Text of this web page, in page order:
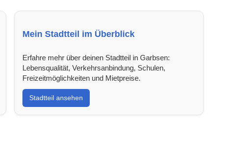
Mein Stadtteil im Überblick
Erfahre mehr über deinen Stadtteil in Garbsen:
Lebensqualität, Verkehrsanbindung, Schulen,
Freizeitmöglichkeiten und Mietpreise.
Stadtteil ansehen